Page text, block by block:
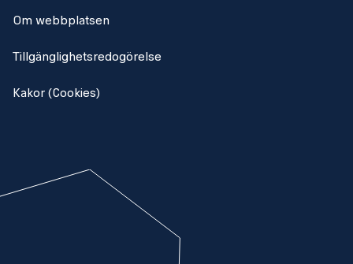
Om webbplatsen
Tillgänglighetsredogörelse
Kakor (Cookies)